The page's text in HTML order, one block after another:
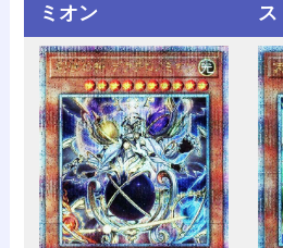
ミオン
ス